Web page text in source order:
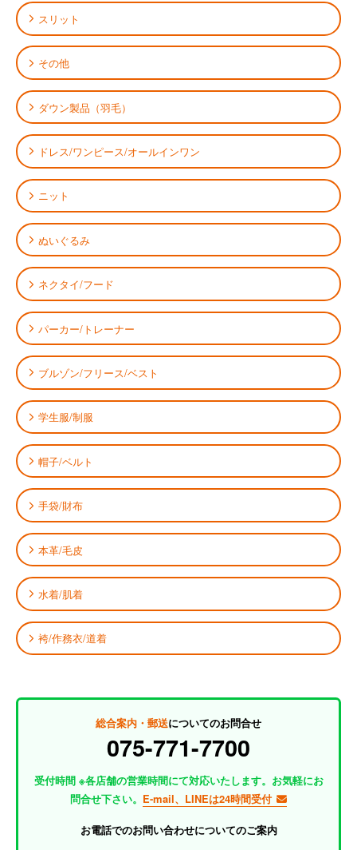
スリット
その他
ダウン製品（羽毛）
ドレス/ワンピース/オールインワン
ニット
ぬいぐるみ
ネクタイ/フード
パーカー/トレーナー
ブルゾン/フリース/ベスト
学生服/制服
帽子/ベルト
手袋/財布
本革/毛皮
水着/肌着
袴/作務衣/道着
総合案内・郵送についてのお問合せ
075-771-7700
受付時間 ※各店舗の営業時間にて対応いたします。お気軽にお
問合せ下さい。 E-mail、LINEは24時間受付
お電話でのお問い合わせについてのご案内